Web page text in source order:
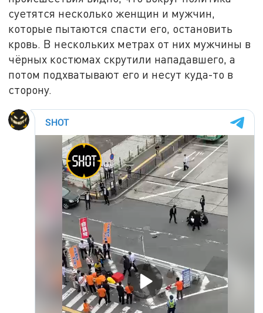
суетятся несколько женщин и мужчин,
которые пытаются спасти его, остановить
кровь. В нескольких метрах от них мужчины в
чёрных костюмах скрутили нападавшего, а
потом подхватывают его и несут куда-то в
сторону.